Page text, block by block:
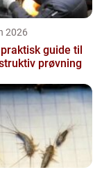
2026
guide til
prøvning